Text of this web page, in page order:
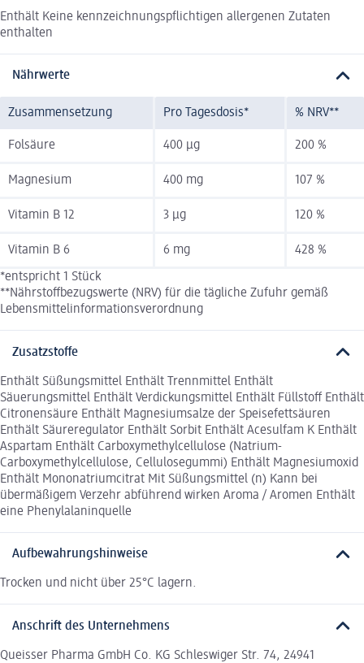
Enthält Keine kennzeichnungspflichtigen allergenen Zutaten
enthalten
Nährwerte
Zusammensetzung Pro Tagesdosis* % NRV**
Folsäure 400 µg 200 %
Magnesium 400 mg 107 %
Vitamin B 12 3 µg 120 %
Vitamin B 6 6 mg 428 %
*entspricht 1 Stück
**Nährstoffbezugswerte (NRV) für die tägliche Zufuhr gemäß
Lebensmittelinformationsverordnung
Zusatzstoffe
Enthält Süßungsmittel Enthält Trennmittel Enthält
Säuerungsmittel Enthält Verdickungsmittel Enthält Füllstoff Enthält
Citronensäure Enthält Magnesiumsalze der Speisefettsäuren
Enthält Säureregulator Enthält Sorbit Enthält Acesulfam K Enthält
Aspartam Enthält Carboxymethylcellulose (Natrium-
Carboxymethylcellulose, Cellulosegummi) Enthält Magnesiumoxid
Enthält Mononatriumcitrat Mit Süßungsmittel (n) Kann bei
übermäßigem Verzehr abführend wirken Aroma / Aromen Enthält
eine Phenylalaninquelle
Aufbewahrungshinweise
Trocken und nicht über 25°C lagern.
Anschrift des Unternehmens
Queisser Pharma GmbH Co. KG Schleswiger Str. 74, 24941